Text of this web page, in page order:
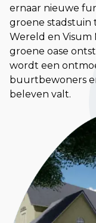
ernaar nieuwe
groene stadstuin
Wereld en Visum
groene oase
wordt een
buurtbewoners
beleven valt.